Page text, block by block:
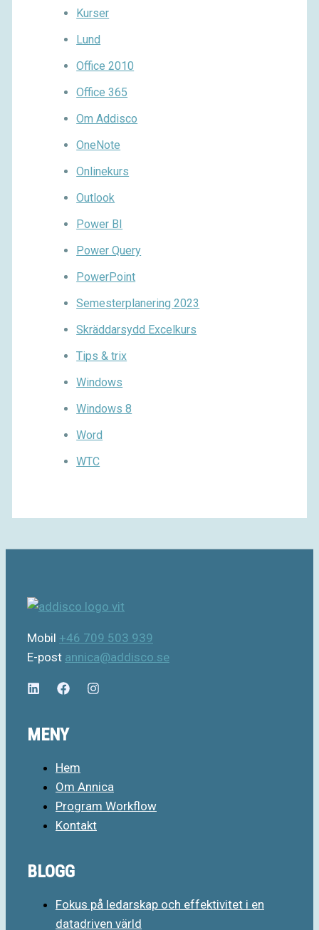
Kurser
Lund
Office 2010
Office 365
Om Addisco
OneNote
Onlinekurs
Outlook
Power BI
Power Query
PowerPoint
Semesterplanering 2023
Skräddarsydd Excelkurs
Tips & trix
Windows
Windows 8
Word
WTC
Mobil +46 709 503 939
E-post annica@addisco.se
MENY
Hem
Om Annica
Program Workflow
Kontakt
BLOGG
Fokus på ledarskap och effektivitet i en
datadriven värld